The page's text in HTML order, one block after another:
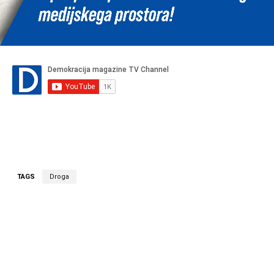
TAGS Droga